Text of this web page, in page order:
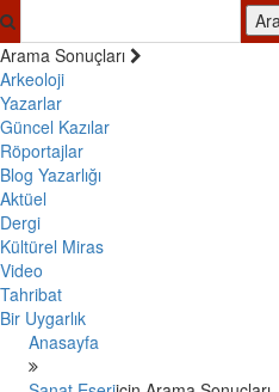
Arama Sonuçları
Arkeoloji
Yazarlar
Güncel Kazılar
Röportajlar
Blog Yazarlığı
Aktüel
Dergi
Kültürel Miras
Video
Tahribat
Bir Uygarlık
Anasayfa